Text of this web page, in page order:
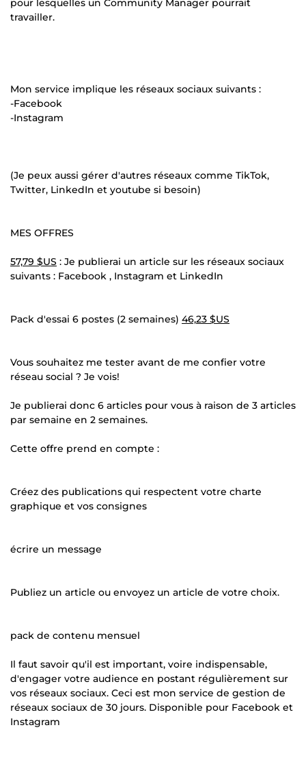
pour lesquelles un Community Manager pourrait
travailler.
Mon service implique les réseaux sociaux suivants :
-Facebook
-Instagram
(Je peux aussi gérer d'autres réseaux comme TikTok,
Twitter, LinkedIn et youtube si besoin)
MES OFFRES
57,79 $US : Je publierai un article sur les réseaux sociaux
suivants : Facebook , Instagram et LinkedIn
Pack d'essai 6 postes (2 semaines) 46,23 $US
Vous souhaitez me tester avant de me confier votre
réseau social ? Je vois!
Je publierai donc 6 articles pour vous à raison de 3 articles
par semaine en 2 semaines.
Cette offre prend en compte :
Créez des publications qui respectent votre charte
graphique et vos consignes
écrire un message
Publiez un article ou envoyez un article de votre choix.
pack de contenu mensuel
Il faut savoir qu'il est important, voire indispensable,
d'engager votre audience en postant régulièrement sur
vos réseaux sociaux. Ceci est mon service de gestion de
réseaux sociaux de 30 jours. Disponible pour Facebook et
Instagram